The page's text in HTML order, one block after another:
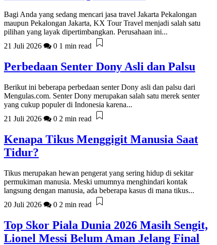
Bagi Anda yang sedang mencari jasa travel Jakarta Pekalongan
maupun Pekalongan Jakarta, KX Tour Travel menjadi salah satu
pilihan yang layak dipertimbangkan. Perusahaan ini...
21 Juli 2026
0 1 min read
Perbedaan Senter Dony Asli dan Palsu
Berikut ini beberapa perbedaan senter Dony asli dan palsu dari
Mengulas.com. Senter Dony merupakan salah satu merek senter
yang cukup populer di Indonesia karena...
21 Juli 2026
0 2 min read
Kenapa Tikus Menggigit Manusia Saat
Tidur?
Tikus merupakan hewan pengerat yang sering hidup di sekitar
permukiman manusia. Meski umumnya menghindari kontak
langsung dengan manusia, ada beberapa kasus di mana tikus...
20 Juli 2026
0 2 min read
Top Skor Piala Dunia 2026 Masih Sengit,
Lionel Messi Belum Aman Jelang Final